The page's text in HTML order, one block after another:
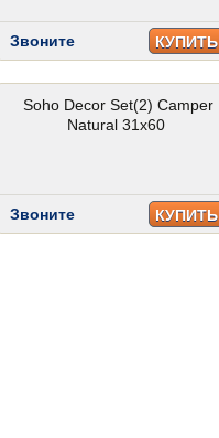
Звоните КУПИТЬ
Soho Decor Set(2) Camper
Natural 31x60
Звоните КУПИТЬ